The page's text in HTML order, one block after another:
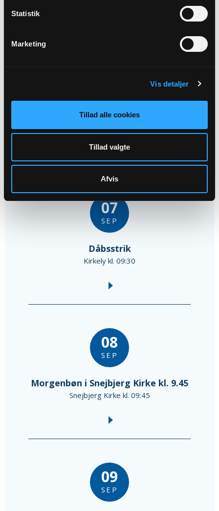
Statistik
Marketing
Vis detaljer
Tillad alle cookies
Tillad valgte
Afvis
Gudstjeneste Snejbjerg Kirke
Snejbjerg Kirke kl. 10:30
07
SEP
Dåbsstrik
Kirkely kl. 09:30
08
SEP
Morgenbøn i Snejbjerg Kirke kl. 9.45
Snejbjerg Kirke kl. 09:45
09
SEP